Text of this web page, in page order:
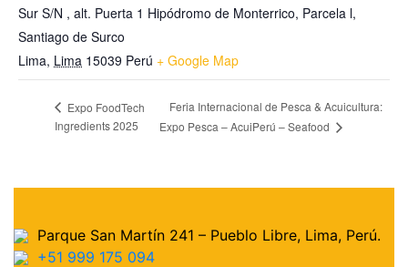
Sur S/N , alt. Puerta 1 Hipódromo de Monterrico, Parcela l,
Santiago de Surco
Lima, Lima 15039 Perú + Google Map
Expo FoodTech
Ingredients 2025
Feria Internacional de Pesca & Acuicultura:
Expo Pesca – AcuiPerú – Seafood
Parque San Martín 241 – Pueblo Libre, Lima, Perú.
+51 999 175 094